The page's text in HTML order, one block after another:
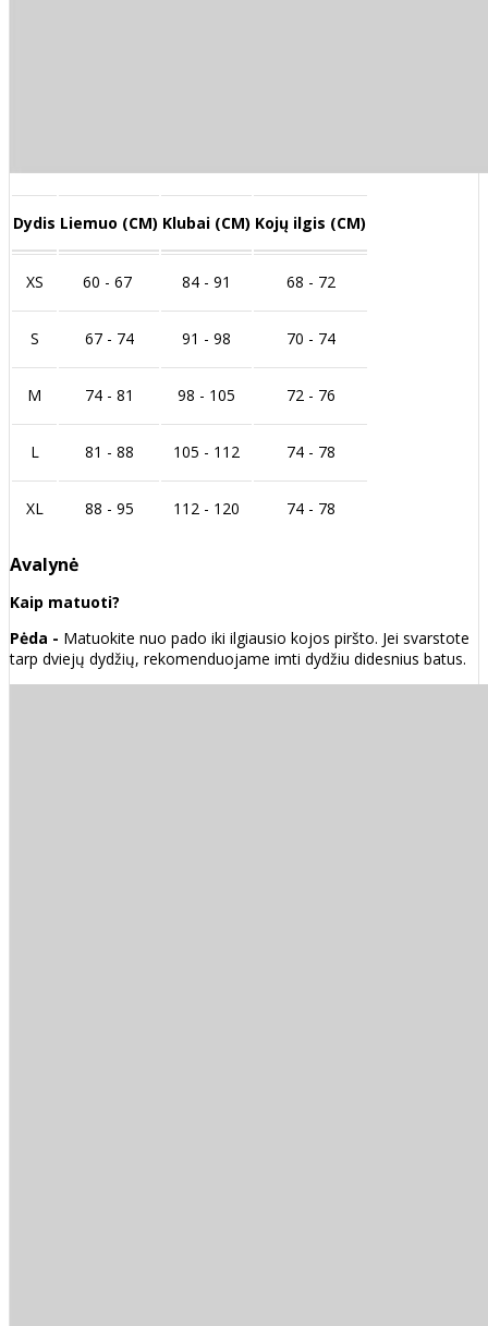
Dydis Liemuo (CM) Klubai (CM) Kojų ilgis (CM)
XS 60 - 67 84 - 91 68 - 72
S 67 - 74 91 - 98 70 - 74
M 74 - 81 98 - 105 72 - 76
L 81 - 88 105 - 112 74 - 78
XL 88 - 95 112 - 120 74 - 78
Avalynė
Kaip matuoti?
Pėda - Matuokite nuo pado iki ilgiausio kojos piršto. Jei svarstote
tarp dviejų dydžių, rekomenduojame imti dydžiu didesnius batus.